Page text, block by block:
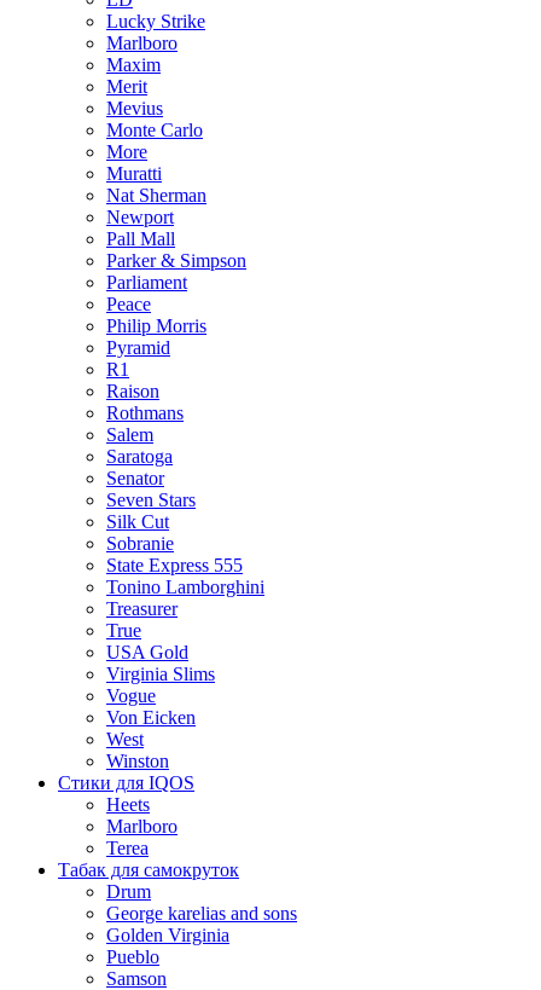
Lucky Strike
Marlboro
Maxim
Merit
Mevius
Monte Carlo
More
Muratti
Nat Sherman
Newport
Pall Mall
Parker & Simpson
Parliament
Peace
Philip Morris
Pyramid
R1
Raison
Rothmans
Salem
Saratoga
Senator
Seven Stars
Silk Cut
Sobranie
State Express 555
Tonino Lamborghini
Treasurer
True
USA Gold
Virginia Slims
Vogue
Von Eicken
West
Winston
Стики для IQOS
Heets
Marlboro
Terea
Табак для самокруток
Drum
George karelias and sons
Golden Virginia
Pueblo
Samson